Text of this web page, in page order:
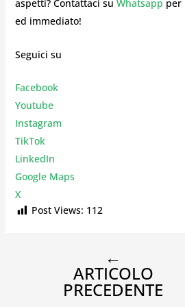
aspetti? Contattaci su Whatsapp per
ed immediato!
Seguici su
Facebook
Youtube
Instagram
TikTok
LinkedIn
Google Maps
X
Post Views: 112
←
ARTICOLO
PRECEDENTE